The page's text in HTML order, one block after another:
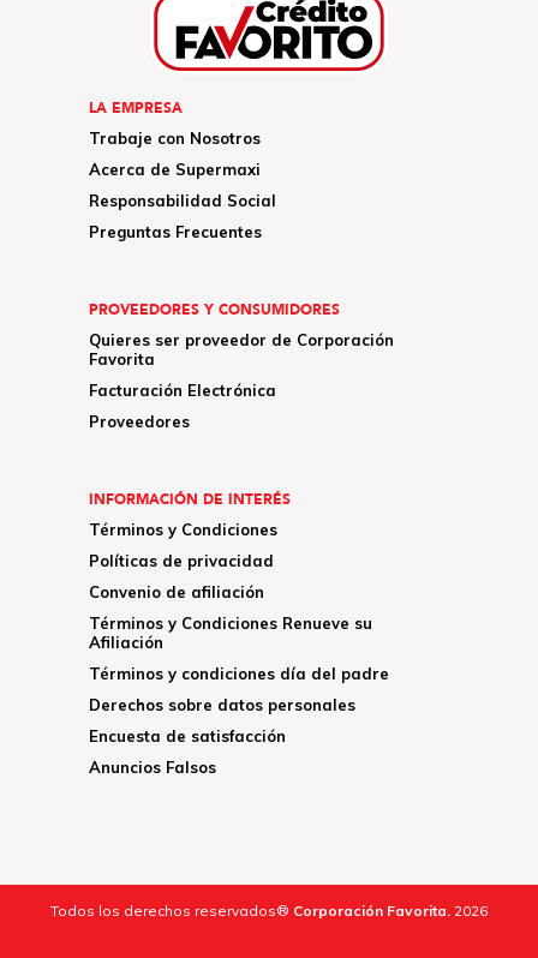
LA EMPRESA
Trabaje con Nosotros
Acerca de Supermaxi
Responsabilidad Social
Preguntas Frecuentes
PROVEEDORES Y CONSUMIDORES
Quieres ser proveedor de Corporación
Favorita
Facturación Electrónica
Proveedores
INFORMACIÓN DE INTERÉS
Términos y Condiciones
Políticas de privacidad
Convenio de afiliación
Términos y Condiciones Renueve su
Afiliación
Términos y condiciones día del padre
Derechos sobre datos personales
Encuesta de satisfacción
Anuncios Falsos
Todos los derechos reservados® Corporación Favorita. 2026